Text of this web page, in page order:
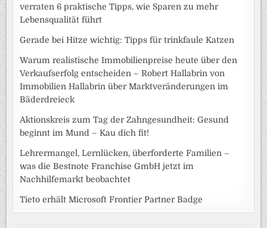
verraten 6 praktische Tipps, wie Sparen zu mehr
Lebensqualität führt
Gerade bei Hitze wichtig: Tipps für trinkfaule Katzen
Warum realistische Immobilienpreise heute über den
Verkaufserfolg entscheiden – Robert Hallabrin von
Immobilien Hallabrin über Marktveränderungen im
Bäderdreieck
Aktionskreis zum Tag der Zahngesundheit: Gesund
beginnt im Mund – Kau dich fit!
Lehrermangel, Lernlücken, überforderte Familien –
was die Bestnote Franchise GmbH jetzt im
Nachhilfemarkt beobachtet
Tieto erhält Microsoft Frontier Partner Badge